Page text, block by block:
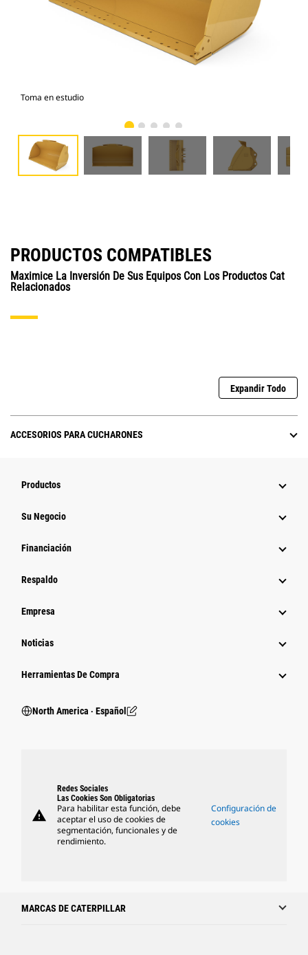
Toma en estudio
PRODUCTOS COMPATIBLES
Maximice La Inversión De Sus Equipos Con Los Productos Cat
Relacionados
Expandir Todo
ACCESORIOS PARA CUCHARONES
Productos
Su Negocio
Financiación
Respaldo
Empresa
Noticias
Herramientas De Compra
North America ‧ Español
warning
Redes Sociales
Las Cookies Son Obligatorias
Para habilitar esta función, debe
aceptar el uso de cookies de
segmentación, funcionales y de
rendimiento.
Configuración de
cookies
MARCAS DE CATERPILLAR